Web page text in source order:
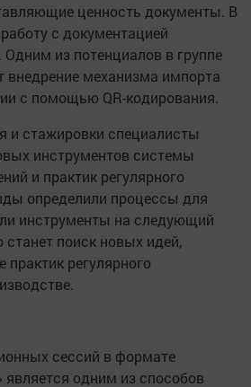
ценность документы. В
с документацией
Одним из потенциалов в группе
внедрение механизма импорта
с помощью QR-кодирования.
и стажировки специалисты
инструментов системы
и практик регулярного
определили процессы для
инструменты на следующий
станет поиск новых идей,
практик регулярного
сессий в формате
является одним из способов